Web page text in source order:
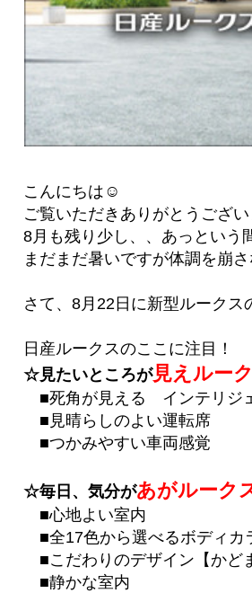
こんにちは☺
ご覧いただきありがとうござい
8月も残り少し、、あっという
まだまだ暑いですが体調を崩
さて、8月22日に新型ルークス
日産ルークスのここに注目！
☆見たいところが見えルー
■死角が見える インテリジ
■見晴らしのよい運転席
■つかみやすい車両感覚
☆毎日、気分があがルーク
■心地よい室内
■全17色から選べるボディカ
■こだわりのデザイン【かど
■静かな室内